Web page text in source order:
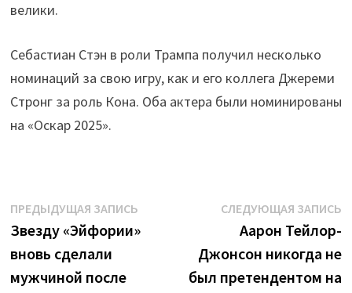
велики.
Себастиан Стэн в роли Трампа получил несколько
номинаций за свою игру, как и его коллега Джереми
Стронг за роль Кона. Оба актера были номинированы
на «Оскар 2025».
Навигация
по
записям
ПРЕДЫДУЩАЯ ЗАПИСЬПредыдущая
запись:
Звезду «Эйфории»
вновь сделали
мужчиной после
СЛЕДУЮЩАЯ ЗАПИСЬ
Аарон Тейлор-
Джонсон никогда не
был претендентом на